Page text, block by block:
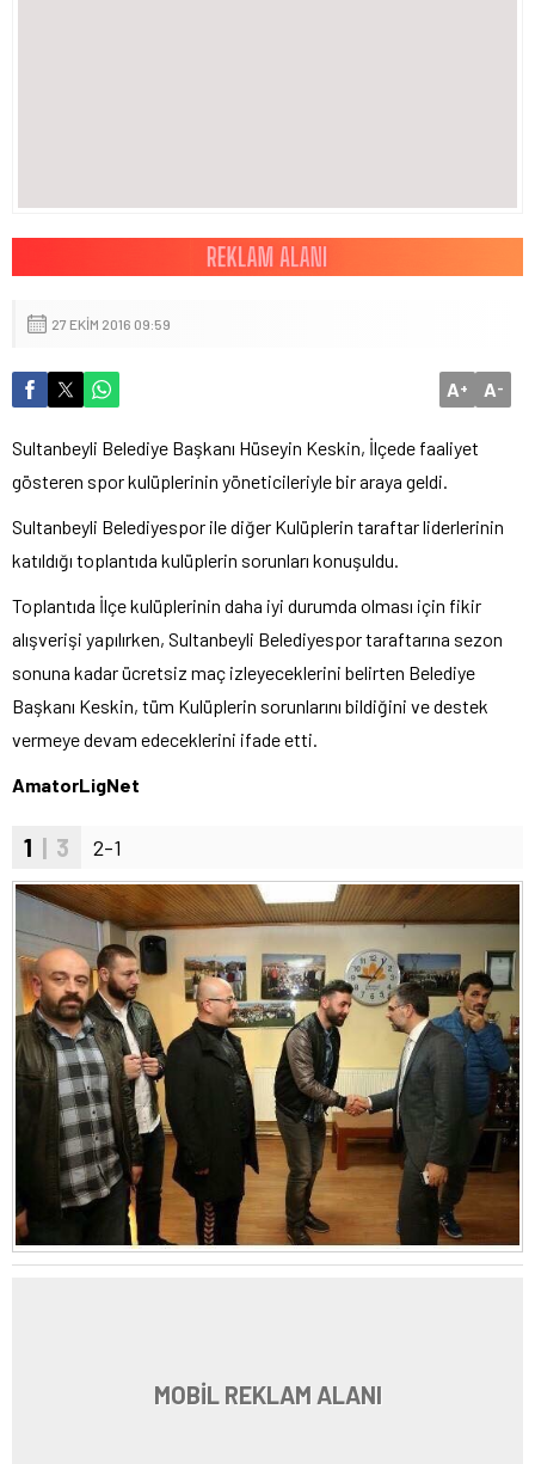
27 EKIM 2016 09:59
A+ A-
Sultanbeyli Belediye Başkanı Hüseyin Keskin, İlçede faaliyet
gösteren spor kulüplerinin yöneticileriyle bir araya geldi.
Sultanbeyli Belediyespor ile diğer Kulüplerin taraftar liderlerinin
katıldığı toplantıda kulüplerin sorunları konuşuldu.
Toplantıda İlçe kulüplerinin daha iyi durumda olması için fikir
alışverişi yapılırken, Sultanbeyli Belediyespor taraftarına sezon
sonuna kadar ücretsiz maç izleyeceklerini belirten Belediye
Başkanı Keskin, tüm Kulüplerin sorunlarını bildiğini ve destek
vermeye devam edeceklerini ifade etti.
AmatorLigNet
1 | 3 2-1
MOBİL REKLAM ALANI